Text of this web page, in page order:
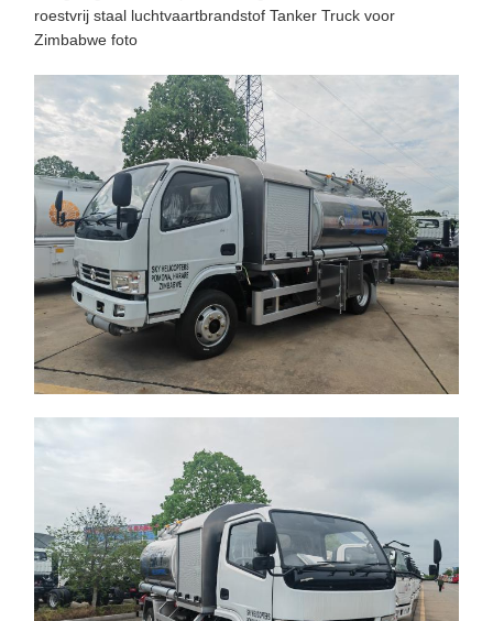
roestvrij staal luchtvaartbrandstof Tanker Truck voor
Zimbabwe foto